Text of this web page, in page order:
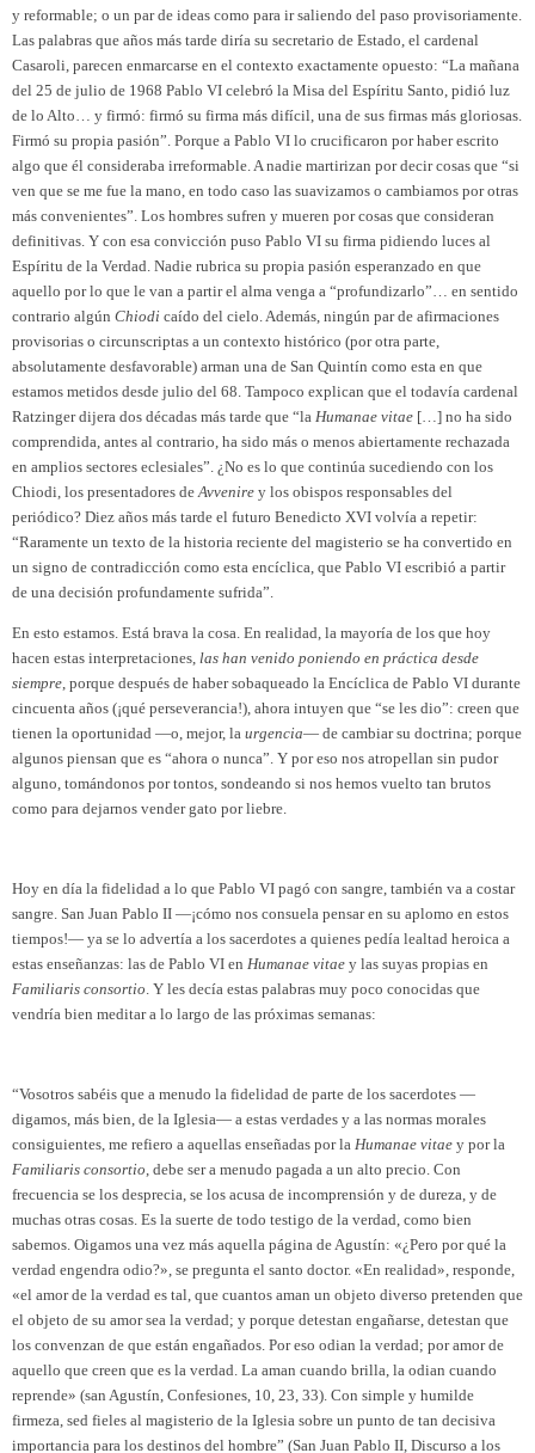
y reformable; o un par de ideas como para ir saliendo del paso provisoriamente.
Las palabras que años más tarde diría su secretario de Estado, el cardenal
Casaroli, parecen enmarcarse en el contexto exactamente opuesto: “La mañana
del 25 de julio de 1968 Pablo VI celebró la Misa del Espíritu Santo, pidió luz
de lo Alto… y firmó: firmó su firma más difícil, una de sus firmas más gloriosas.
Firmó su propia pasión”. Porque a Pablo VI lo crucificaron por haber escrito
algo que él consideraba irreformable. A nadie martirizan por decir cosas que “si
ven que se me fue la mano, en todo caso las suavizamos o cambiamos por otras
más convenientes”. Los hombres sufren y mueren por cosas que consideran
definitivas. Y con esa convicción puso Pablo VI su firma pidiendo luces al
Espíritu de la Verdad. Nadie rubrica su propia pasión esperanzado en que
aquello por lo que le van a partir el alma venga a “profundizarlo”… en sentido
contrario algún Chiodi caído del cielo. Además, ningún par de afirmaciones
provisorias o circunscriptas a un contexto histórico (por otra parte,
absolutamente desfavorable) arman una de San Quintín como esta en que
estamos metidos desde julio del 68. Tampoco explican que el todavía cardenal
Ratzinger dijera dos décadas más tarde que “la Humanae vitae […] no ha sido
comprendida, antes al contrario, ha sido más o menos abiertamente rechazada
en amplios sectores eclesiales”. ¿No es lo que continúa sucediendo con los
Chiodi, los presentadores deAvvenire y los obispos responsables del
periódico? Diez años más tarde el futuro Benedicto XVI volvía a repetir:
“Raramente un texto de la historia reciente del magisterio se ha convertido en
un signo de contradicción como esta encíclica, que Pablo VI escribió a partir
de una decisión profundamente sufrida”.
En esto estamos. Está brava la cosa. En realidad, la mayoría de los que hoy
hacen estas interpretaciones, las han venido poniendo en práctica desde
siempre , porque después de haber sobaqueado la Encíclica de Pablo VI durante
cincuenta años (¡qué perseverancia!), ahora intuyen que “se les dio”: creen que
tienen la oportunidad —o, mejor, la urgencia— de cambiar su doctrina; porque
algunos piensan que es “ahora o nunca”. Y por eso nos atropellan sin pudor
alguno, tomándonos por tontos, sondeando si nos hemos vuelto tan brutos
como para dejarnos vender gato por liebre.
Hoy en día la fidelidad a lo que Pablo VI pagó con sangre, también va a costar
sangre. San Juan Pablo II —¡cómo nos consuela pensar en su aplomo en estos
tiempos!— ya se lo advertía a los sacerdotes a quienes pedía lealtad heroica a
estas enseñanzas: las de Pablo VI en Humanae vitae y las suyas propias en
Familiaris consortio . Y les decía estas palabras muy poco conocidas que
vendría bien meditar a lo largo de las próximas semanas:
“Vosotros sabéis que a menudo la fidelidad de parte de los sacerdotes —
digamos, más bien, de la Iglesia— a estas verdades y a las normas morales
consiguientes, me refiero a aquellas enseñadas por la Humanae vitae y por la
Familiaris consortio, debe ser a menudo pagada a un alto precio. Con
frecuencia se los desprecia, se los acusa de incomprensión y de dureza, y de
muchas otras cosas. Es la suerte de todo testigo de la verdad, como bien
sabemos. Oigamos una vez más aquella página de Agustín: «¿Pero por qué la
verdad engendra odio?», se pregunta el santo doctor. «En realidad», responde,
«el amor de la verdad es tal, que cuantos aman un objeto diverso pretenden que
el objeto de su amor sea la verdad; y porque detestan engañarse, detestan que
los convenzan de que están engañados. Por eso odian la verdad; por amor de
aquello que creen que es la verdad. La aman cuando brilla, la odian cuando
reprende» (san Agustín, Confesiones, 10, 23, 33). Con simple y humilde
firmeza, sed fieles al magisterio de la Iglesia sobre un punto de tan decisiva
importancia para los destinos del hombre” (San Juan Pablo II, Discurso a los